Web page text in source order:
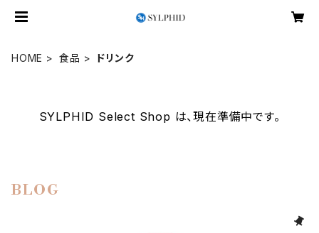
HOME 食品 ドリンク
SYLPHID Select Shop は、現在準備中です。
BLOG